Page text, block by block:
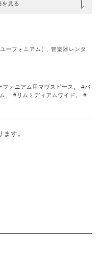
を見る
ーフォニアム） ,管楽器レンタ
フォニアム用マウスピース ,#バ
,#リムミディアムワイド ,#
す。